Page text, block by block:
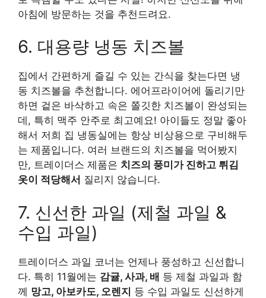
아침에 방문하는 것을 추천드려요.
6. 대용량 냉동 치즈볼
집에서 간편하게 즐길 수 있는 간식을 찾는다면 냉
동 치즈볼을 추천합니다. 에어프라이어에 돌리기만
하면 겉은 바삭하고 속은 쫄깃한 치즈볼이 완성되는
데, 특히 맥주 안주로 최고예요! 아이들도 정말 좋아
해서 저희 집 냉동실에는 항상 비상용으로 구비해두
는 제품입니다. 여러 브랜드의 치즈볼을 먹어봤지
만, 트레이더스 제품은 치즈의 풍미가 진하고 튀김
옷이 적당해서 질리지 않습니다.
7. 신선한 과일 (제철 과일 &
수입 과일)
트레이더스 과일 코너는 언제나 풍성하고 신선합니
다. 특히 11월에는 감귤, 사과, 배 등 제철 과일과 함
께 망고, 아보카도, 오렌지 등 수입 과일도 신선하게